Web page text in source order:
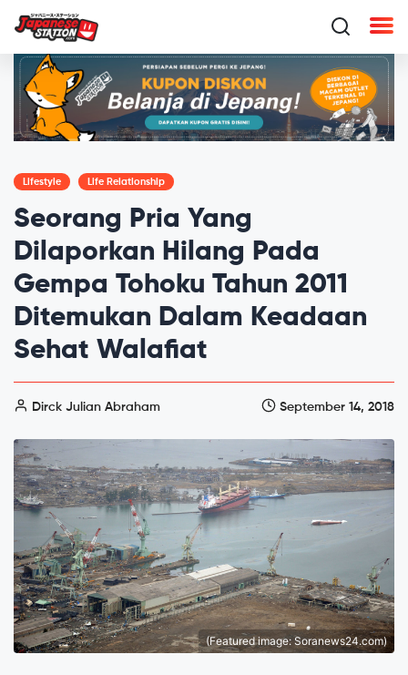
Lifestyle Life Relationship
Seorang Pria Yang
Dilaporkan Hilang Pada
Gempa Tohoku Tahun 2011
Ditemukan Dalam Keadaan
Sehat Walafiat
Dirck Julian Abraham September 14, 2018
(Featured image: Soranews24.com)